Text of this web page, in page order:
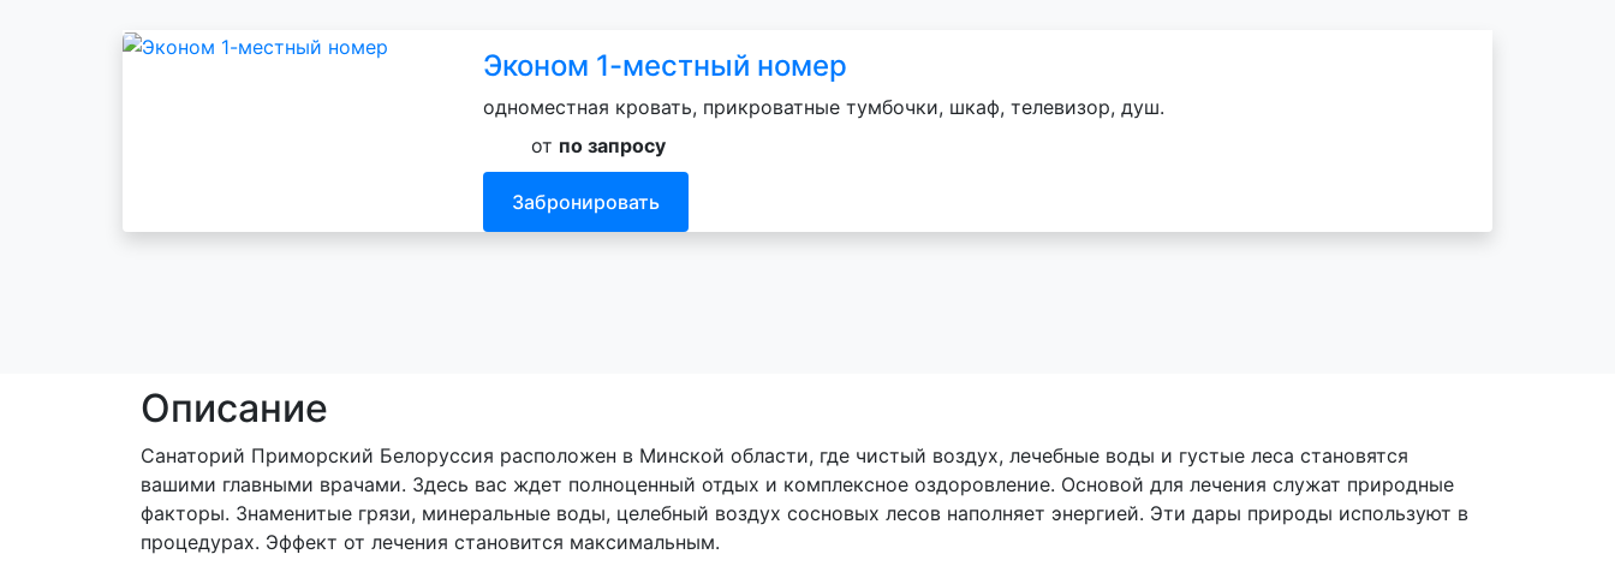
Эконом 1-местный номер
одноместная кровать, прикроватные тумбочки, шкаф, телевизор, душ.
от по запросу
Забронировать
Описание
Санаторий Приморский Белоруссия расположен в Минской области, где чистый воздух, лечебные воды и густые леса становятся
вашими главными врачами. Здесь вас ждет полноценный отдых и комплексное оздоровление. Основой для лечения служат природные
факторы. Знаменитые грязи, минеральные воды, целебный воздух сосновых лесов наполняет энергией. Эти дары природы используют в
процедурах. Эффект от лечения становится максимальным.